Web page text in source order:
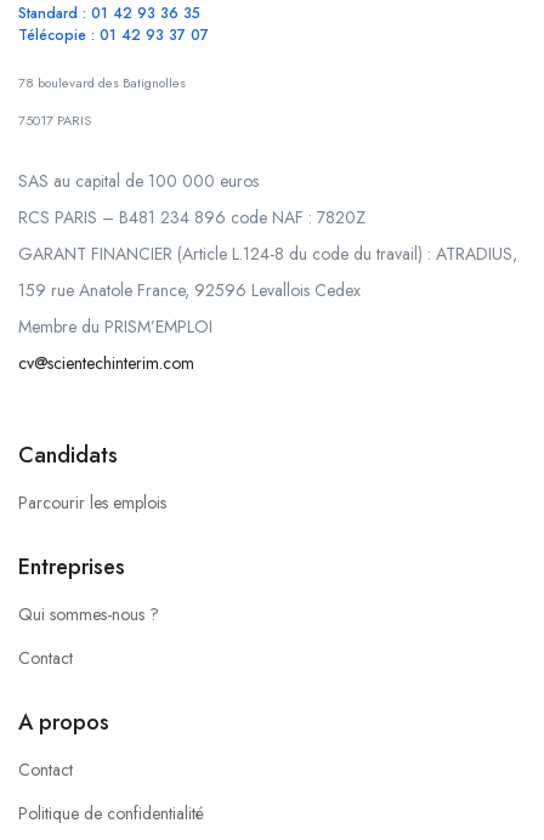
Standard : 01 42 93 36 35
Télécopie : 01 42 93 37 07
78 boulevard des Batignolles
75017 PARIS
SAS au capital de 100 000 euros
RCS PARIS – B481 234 896 code NAF : 7820Z
GARANT FINANCIER (Article L.124-8 du code du travail) : ATRADIUS,
159 rue Anatole France, 92596 Levallois Cedex
Membre du PRISM’EMPLOI
cv@scientechinterim.com
Candidats
Parcourir les emplois
Entreprises
Qui sommes-nous ?
Contact
A propos
Contact
Politique de confidentialité